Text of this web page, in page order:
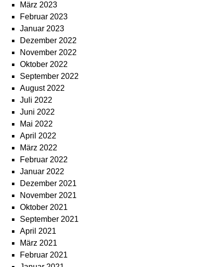
März 2023
Februar 2023
Januar 2023
Dezember 2022
November 2022
Oktober 2022
September 2022
August 2022
Juli 2022
Juni 2022
Mai 2022
April 2022
März 2022
Februar 2022
Januar 2022
Dezember 2021
November 2021
Oktober 2021
September 2021
April 2021
März 2021
Februar 2021